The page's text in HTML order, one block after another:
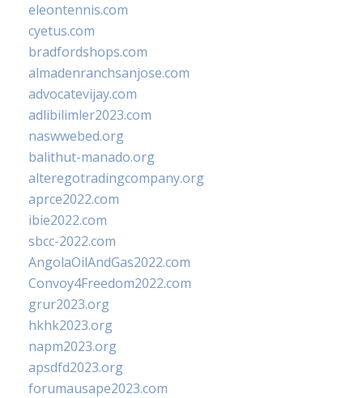
eleontennis.com
cyetus.com
bradfordshops.com
almadenranchsanjose.com
advocatevijay.com
adlibilimler2023.com
naswwebed.org
balithut-manado.org
alteregotradingcompany.org
aprce2022.com
ibie2022.com
sbcc-2022.com
AngolaOilAndGas2022.com
Convoy4Freedom2022.com
grur2023.org
hkhk2023.org
napm2023.org
apsdfd2023.org
forumausape2023.com